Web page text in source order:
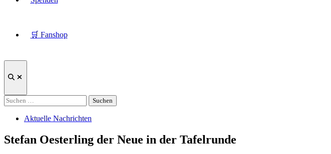
🛒 Fanshop
Suche
Suchen
nach:
Veröffentlicht
Aktuelle Nachrichten
Stefan Oesterling der Neue in der Tafelrunde